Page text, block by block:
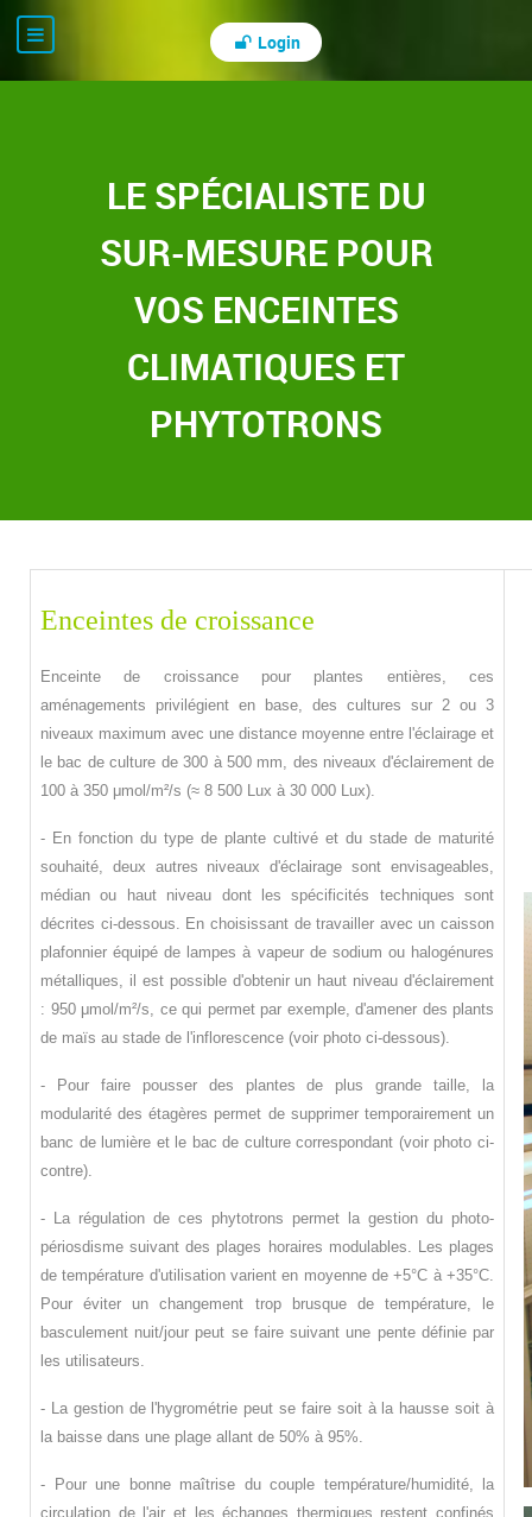
Login
LE SPÉCIALISTE DU
SUR-MESURE POUR
VOS ENCEINTES
CLIMATIQUES ET
PHYTOTRONS
Enceintes de croissance
Enceinte de croissance pour plantes entières, ces
aménagements privilégient en base, des cultures sur 2 ou 3
niveaux maximum avec une distance moyenne entre l'éclairage et
le bac de culture de 300 à 500 mm, des niveaux d'éclairement de
100 à 350 μmol/m²/s (≈ 8 500 Lux à 30 000 Lux).
- En fonction du type de plante cultivé et du stade de maturité
souhaité, deux autres niveaux d'éclairage sont envisageables,
médian ou haut niveau dont les spécificités techniques sont
décrites ci-dessous. En choisissant de travailler avec un caisson
plafonnier équipé de lampes à vapeur de sodium ou halogénures
métalliques, il est possible d'obtenir un haut niveau d'éclairement
: 950 μmol/m²/s, ce qui permet par exemple, d'amener des plants
de maïs au stade de l'inflorescence (voir photo ci-dessous).
- Pour faire pousser des plantes de plus grande taille, la
modularité des étagères permet de supprimer temporairement un
banc de lumière et le bac de culture correspondant (voir photo ci-
contre).
- La régulation de ces phytotrons permet la gestion du photo-
périosdisme suivant des plages horaires modulables. Les plages
de température d'utilisation varient en moyenne de +5°C à +35°C.
Pour éviter un changement trop brusque de température, le
basculement nuit/jour peut se faire suivant une pente définie par
les utilisateurs.
- La gestion de l'hygrométrie peut se faire soit à la hausse soit à
la baisse dans une plage allant de 50% à 95%.
- Pour une bonne maîtrise du couple température/humidité, la
circulation de l'air et les échanges thermiques restent confinés